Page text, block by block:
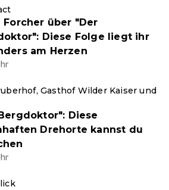
Forcher über "Der
Diese Folge liegt ihr
am Herzen
Gasthof Wilder Kaiser und
Diese
Drehorte kannst du